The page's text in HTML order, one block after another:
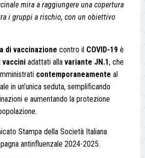
mira a raggiungere una copertura
i gruppi a rischio, con un obiettivo
di vaccinazione contro il COVID-19 è
vaccini adattati alla variante JN.1, che
contemporaneamente al
in un’unica seduta, semplificando
e aumentando la protezione
Stampa della Società Italiana
antinfluenzale 2024-2025.